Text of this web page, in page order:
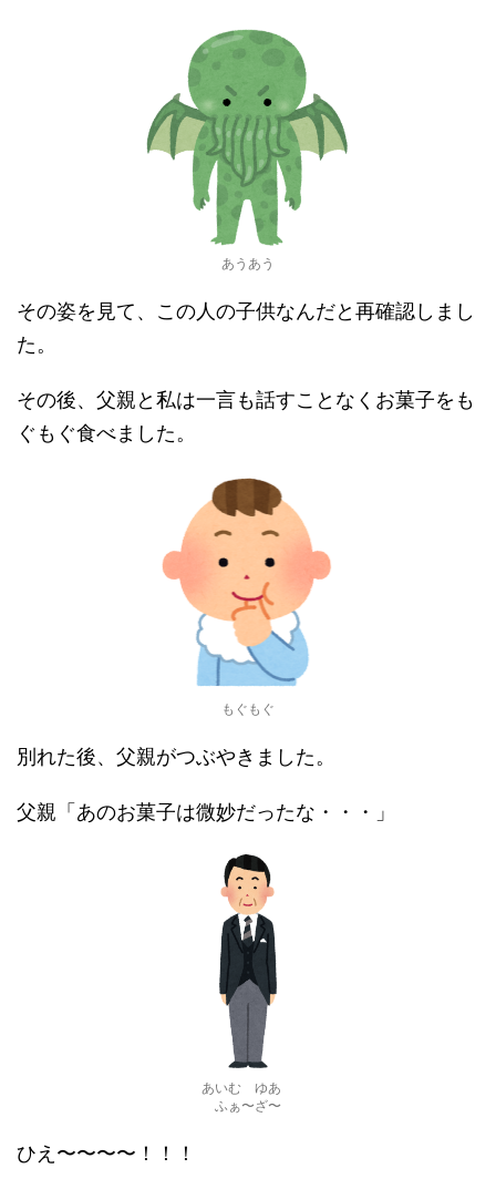
あうあう
その姿を見て、この人の子供なんだと再確認しまし
た。
その後、父親と私は一言も話すことなくお菓子をも
ぐもぐ食べました。
もぐもぐ
別れた後、父親がつぶやきました。
父親「あのお菓子は微妙だったな・・・」
あいむ ゆあ
ふぁ〜ざ〜
ひえ〜〜〜〜！！！